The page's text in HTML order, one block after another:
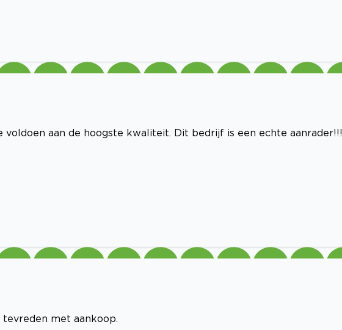
aan de hoogste kwaliteit. Dit bedrijf is een echte aanrader!!!
met aankoop.